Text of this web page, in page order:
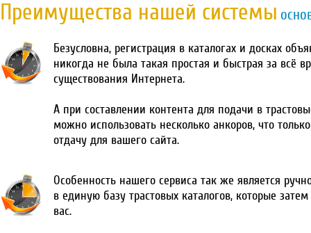
Преимущества нашей системы
Безусловна, регистрация в каталогах и досках
никогда не была такая простая и быстрая за всё
существования Интернета.
А при составлении контента для подачи в
можно использовать несколько анкоров, что
отдачу для вашего сайта.
Особенность нашего сервиса так же является
в единую базу трастовых каталогов, которые
вас.